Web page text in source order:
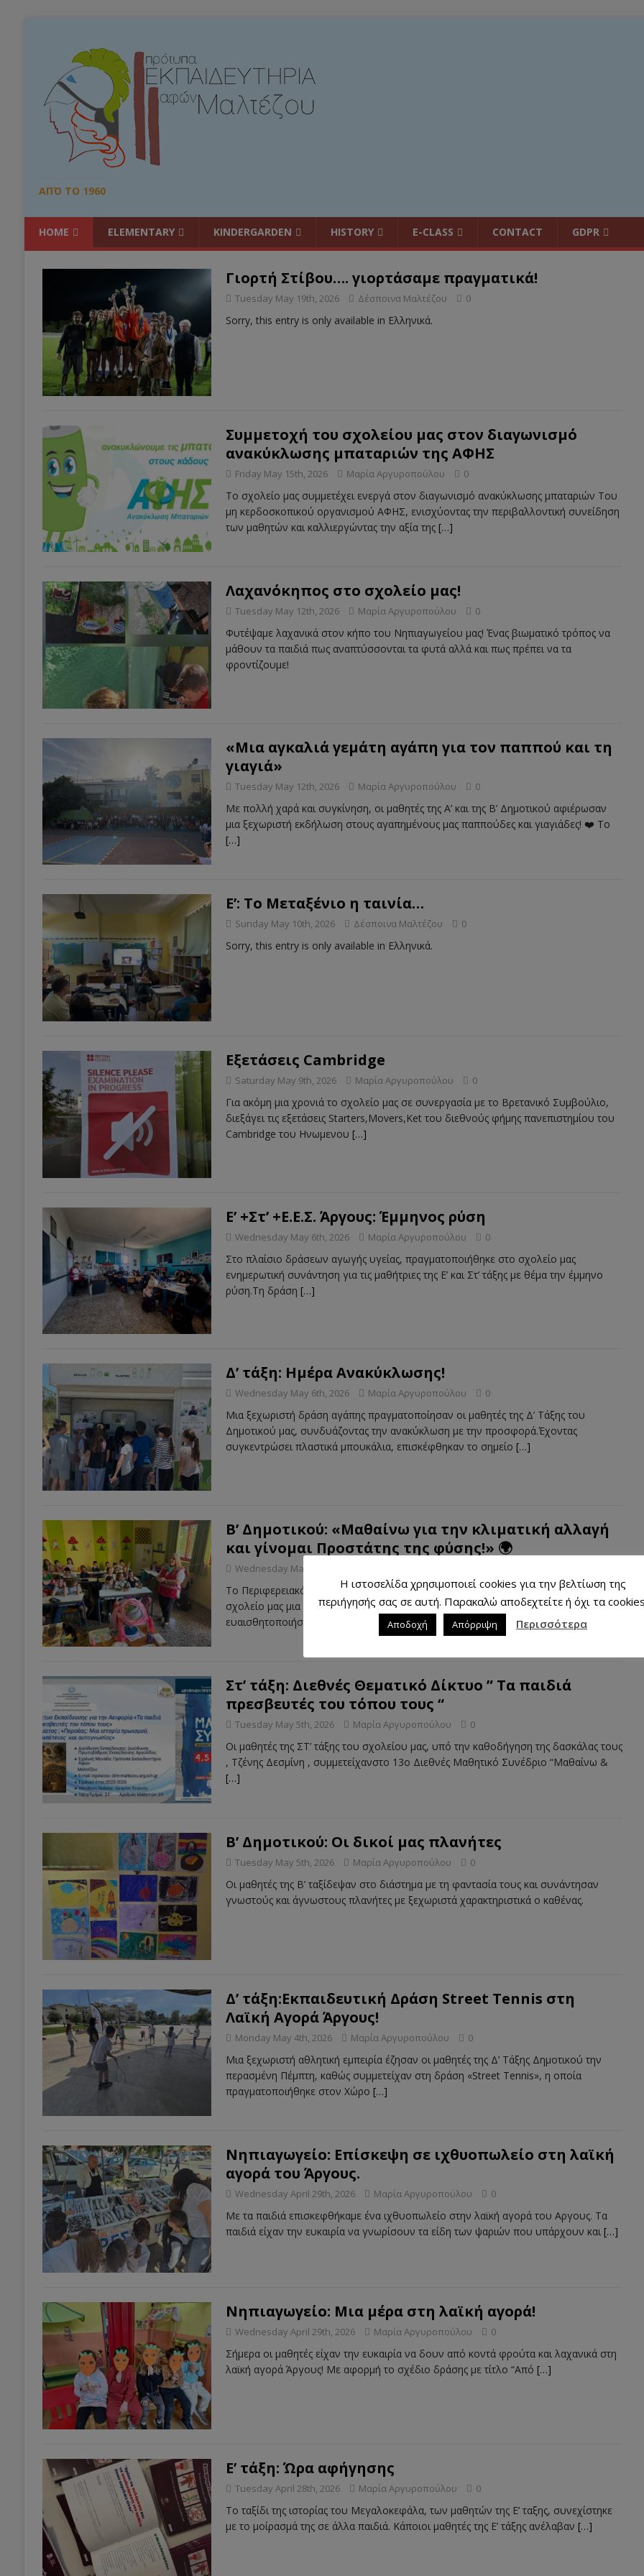
ΑΠΌ ΤΟ 1960
HOME ELEMENTARY KINDERGARDEN HISTORY E-CLASS CONTACT GDPR
Γιορτή Στίβου…. γιορτάσαμε πραγματικά!
Tuesday May 19th, 2026 Δέσποινα Μαλτέζου 0
Sorry, this entry is only available in Ελληνικά.
Συμμετοχή του σχολείου μας στον διαγωνισμό
ανακύκλωσης μπαταριών της ΑΦΗΣ
Friday May 15th, 2026 Μαρία Αργυροπούλου 0
Το σχολείο μας συμμετέχει ενεργά στον διαγωνισμό ανακύκλωσης μπαταριών Του
μη κερδοσκοπικού οργανισμού ΑΦΗΣ, ενισχύοντας την περιβαλλοντική συνείδηση
των μαθητών και καλλιεργώντας την αξία της […]
Λαχανόκηπος στο σχολείο μας!
Tuesday May 12th, 2026 Μαρία Αργυροπούλου 0
Φυτέψαμε λαχανικά στον κήπο του Νηπιαγωγείου μας! Ένας βιωματικό τρόπος να
μάθουν τα παιδιά πως αναπτύσσονται τα φυτά αλλά και πως πρέπει να τα
φροντίζουμε!
«Μια αγκαλιά γεμάτη αγάπη για τον παππού και τη
γιαγιά»
Tuesday May 12th, 2026 Μαρία Αργυροπούλου 0
Με πολλή χαρά και συγκίνηση, οι μαθητές της Α’ και της Β’ Δημοτικού αφιέρωσαν
μια ξεχωριστή εκδήλωση στους αγαπημένους μας παππούδες και γιαγιάδες! ❤️ Το
[…]
E’: Το Μεταξένιο η ταινία…
Sunday May 10th, 2026 Δέσποινα Μαλτέζου 0
Sorry, this entry is only available in Ελληνικά.
Εξετάσεις Cambridge
Saturday May 9th, 2026 Μαρία Αργυροπούλου 0
Για ακόμη μια χρονιά το σχολείο μας σε συνεργασία με το Βρετανικό Συμβούλιο,
διεξάγει τις εξετάσεις Starters,Movers,Ket του διεθνούς φήμης πανεπιστημίου του
Cambridge του Ηνωμενου […]
Ε’ +Στ’ +Ε.Ε.Σ. Άργους: Έμμηνος ρύση
Wednesday May 6th, 2026 Μαρία Αργυροπούλου 0
Στο πλαίσιο δράσεων αγωγής υγείας, πραγματοποιήθηκε στο σχολείο μας
ενημερωτική συνάντηση για τις μαθήτριες της Ε’ και Στ’ τάξης με θέμα την έμμηνο
ρύση.Τη δράση […]
Δ’ τάξη: Ημέρα Ανακύκλωσης!
Wednesday May 6th, 2026 Μαρία Αργυροπούλου 0
Μια ξεχωριστή δράση αγάπης πραγματοποίησαν οι μαθητές της Δ’ Τάξης του
Δημοτικού μας, συνδυάζοντας την ανακύκλωση με την προσφορά.Έχοντας
συγκεντρώσει πλαστικά μπουκάλια, επισκέφθηκαν το σημείο […]
Β’ Δημοτικού: «Μαθαίνω για την κλιματική αλλαγή
και γίνομαι Προστάτης της φύσης!» 🌍
Wednesday May 6th, 2026
Το Περιφερειακό Τμήμα του Ελληνικού Ερυθρού Σταυρού Άργους υλοποίησε στο
σχολείο μας μια ιδιαίτερα ενδιαφέρουσα βιωματική δράση, με σκοπό να
ευαισθητοποιήσει τους μαθητές γύρω από
Στ’ τάξη: Διεθνές Θεματικό Δίκτυο ” Τα παιδιά
πρεσβευτές του τόπου τους “
Tuesday May 5th, 2026 Μαρία Αργυροπούλου 0
Οι μαθητές της ΣΤ’ τάξης του σχολείου μας, υπό την καθοδήγηση της δασκάλας τους
, Τζένης Δεσμίνη , συμμετείχανστο 13ο Διεθνές Μαθητικό Συνέδριο “Μαθαίνω &
[…]
Β’ Δημοτικού: Οι δικοί μας πλανήτες
Tuesday May 5th, 2026 Μαρία Αργυροπούλου 0
Οι μαθητές της Β’ ταξίδεψαν στο διάστημα με τη φαντασία τους και συνάντησαν
γνωστούς και άγνωστους πλανήτες με ξεχωριστά χαρακτηριστικά ο καθένας.
Δ’ τάξη:Εκπαιδευτική Δράση Street Tennis στη
Λαϊκή Αγορά Άργους!
Monday May 4th, 2026 Μαρία Αργυροπούλου 0
Μια ξεχωριστή αθλητική εμπειρία έζησαν οι μαθητές της Δ’ Τάξης Δημοτικού την
περασμένη Πέμπτη, καθώς συμμετείχαν στη δράση «Street Tennis», η οποία
πραγματοποιήθηκε στον Χώρο […]
Νηπιαγωγείο: Επίσκεψη σε ιχθυοπωλείο στη λαϊκή
αγορά του Άργους.
Wednesday April 29th, 2026 Μαρία Αργυροπούλου 0
Με τα παιδιά επισκεφθήκαμε ένα ιχθυοπωλείο στην λαϊκή αγορά του Αργους. Τα
παιδιά είχαν την ευκαιρία να γνωρίσουν τα είδη των ψαριών που υπάρχουν και […]
Νηπιαγωγείο: Μια μέρα στη λαϊκή αγορά!
Wednesday April 29th, 2026 Μαρία Αργυροπούλου 0
Σήμερα οι μαθητές είχαν την ευκαιρία να δουν από κοντά φρούτα και λαχανικά στη
λαϊκή αγορά Άργους! Με αφορμή το σχέδιο δράσης με τίτλο “Από […]
Ε’ τάξη: Ώρα αφήγησης
Tuesday April 28th, 2026 Μαρία Αργυροπούλου 0
Το ταξίδι της ιστορίας του Μεγαλοκεφάλα, των μαθητών της Ε’ ταξης, συνεχίστηκε
με το μοίρασμά της σε άλλα παιδιά. Κάποιοι μαθητές της Ε’ τάξης ανέλαβαν […]
Η ιστοσελίδα χρησιμοποιεί cookies για την βελτίωση της
περιήγησής σας σε αυτή. Παρακαλώ αποδεχτείτε ή όχι τα
Αποδοχή Απόρριψη Περισσότερα